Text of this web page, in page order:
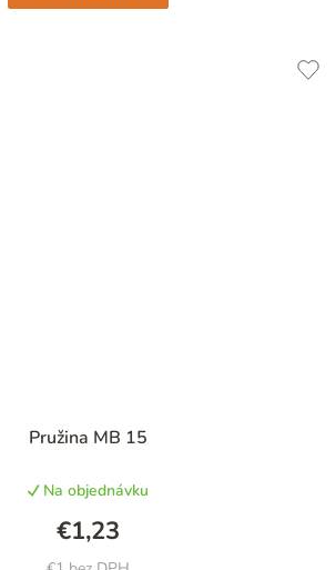
Pružina MB 15
hodnotenie
je
5,0
z
Na objednávku
€1,23